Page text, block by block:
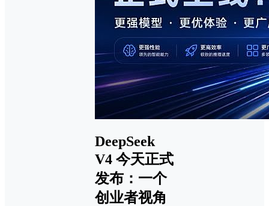
DeepSeek
V4 今天正式
发布：一个
创业者视角